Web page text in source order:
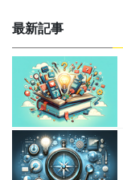
最新記事